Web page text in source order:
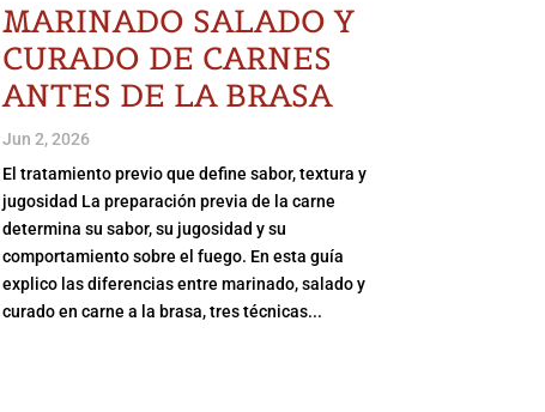
MARINADO SALADO Y
CURADO DE CARNES
ANTES DE LA BRASA
Jun 2, 2026
El tratamiento previo que define sabor, textura y
jugosidad La preparación previa de la carne
determina su sabor, su jugosidad y su
comportamiento sobre el fuego. En esta guía
explico las diferencias entre marinado, salado y
curado en carne a la brasa, tres técnicas...